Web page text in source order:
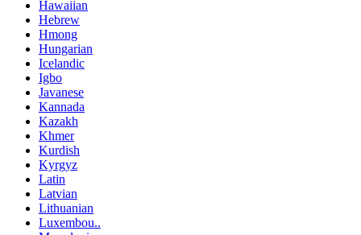
Hawaiian
Hebrew
Hmong
Hungarian
Icelandic
Igbo
Javanese
Kannada
Kazakh
Khmer
Kurdish
Kyrgyz
Latin
Latvian
Lithuanian
Luxembou..